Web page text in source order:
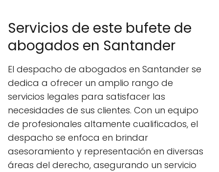
Servicios de este bufete de
abogados en Santander
El despacho de abogados en Santander se
dedica a ofrecer un amplio rango de
servicios legales para satisfacer las
necesidades de sus clientes. Con un equipo
de profesionales altamente cualificados, el
despacho se enfoca en brindar
asesoramiento y representación en diversas
áreas del derecho, asegurando un servicio